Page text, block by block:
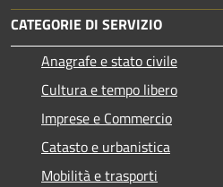
CATEGORIE DI SERVIZIO
Anagrafe e stato civile
Cultura e tempo libero
Imprese e Commercio
Catasto e urbanistica
Mobilità e trasporti